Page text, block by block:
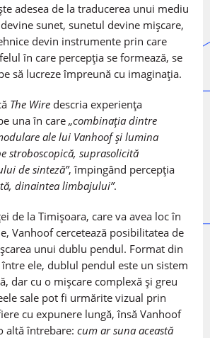
adesea de la traducerea unui mediu
sunet, sunetul devine mișcare,
devin instrumente prin care
în care percepția se formează, se
să lucreze împreună cu imaginația.
The Wire descria experiența
una în care „combinația dintre
ale lui Vanhoof și lumina
stroboscopică, suprasolicită
de sinteză”, împingând percepția
dinaintea limbajului”.
de la Timișoara, care va avea loc în
Vanhoof cercetează posibilitatea de
unui dublu pendul. Format din
ele, dublul pendul este un sistem
dar cu o mișcare complexă și greu
sale pot fi urmărite vizual prin
cu expunere lungă, însă Vanhoof
altă întrebare: cum ar suna această